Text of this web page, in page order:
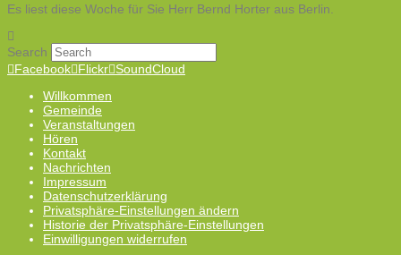
Es liest diese Woche für Sie Herr Bernd Horter aus Berlin.
Search
Facebook Flickr SoundCloud
Willkommen
Gemeinde
Veranstaltungen
Hören
Kontakt
Nachrichten
Impressum
Datenschutzerklärung
Privatsphäre-Einstellungen ändern
Historie der Privatsphäre-Einstellungen
Einwilligungen widerrufen